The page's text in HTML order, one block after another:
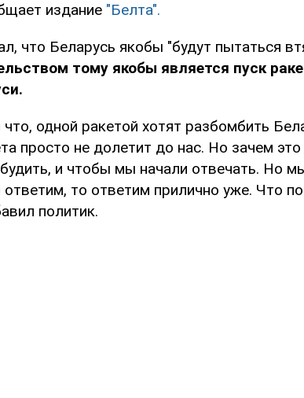
издание "Белта".
что Беларусь якобы "будут пытаться
тому якобы является пуск
одной ракетой хотят разбомбить
просто не долетит до нас. Но зачем
и чтобы мы начали отвечать. Но
то ответим прилично уже. Что
политик.